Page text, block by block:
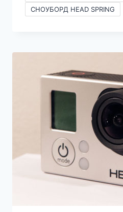
СНОУБОРД HEAD SPRING